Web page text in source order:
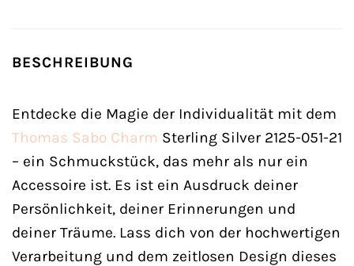
BESCHREIBUNG
Entdecke die Magie der Individualität mit dem
Thomas Sabo Charm Sterling Silver 2125-051-21
– ein Schmuckstück, das mehr als nur ein
Accessoire ist. Es ist ein Ausdruck deiner
Persönlichkeit, deiner Erinnerungen und
deiner Träume. Lass dich von der hochwertigen
Verarbeitung und dem zeitlosen Design dieses